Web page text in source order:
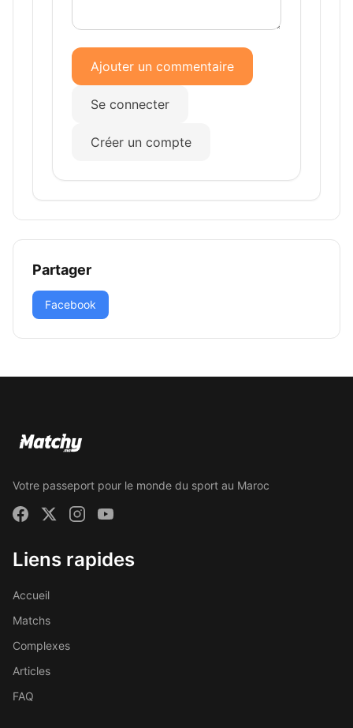
Ajouter un commentaire
Se connecter
Créer un compte
Partager
Facebook
Votre passeport pour le monde du sport au Maroc
Liens rapides
Accueil
Matchs
Complexes
Articles
FAQ